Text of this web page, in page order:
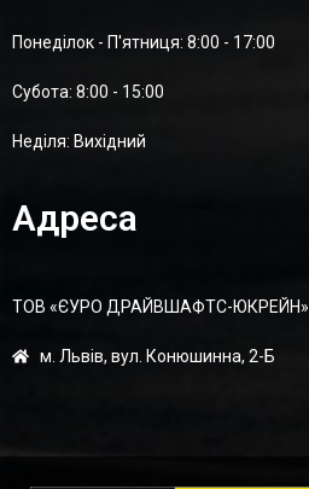
Понеділок - П'ятниця: 8:00 - 17:00
Суботa: 8:00 - 15:00
Неділя: Вихідний
Адреса
ТОВ «ЄУРО ДРАЙВШАФТC-ЮКРЕЙН»
м. Львів, вул. Конюшинна, 2-Б